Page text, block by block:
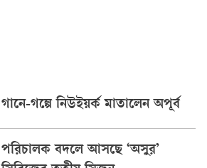
গানে-গল্পে নিউইয়র্ক মাতালেন অপূর্ব
পরিচালক বদলে আসছে ‘অসুর’